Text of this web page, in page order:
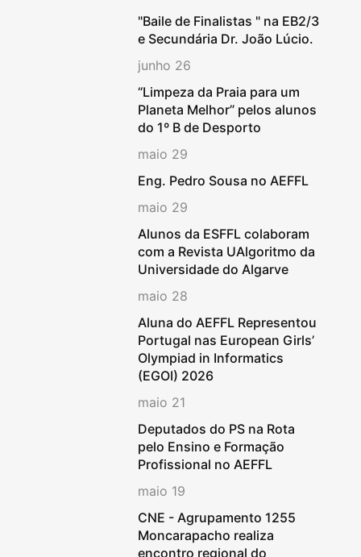
"Baile de Finalistas " na EB2/3
e Secundária Dr. João Lúcio.
junho 26
“Limpeza da Praia para um
Planeta Melhor” pelos alunos
do 1º B de Desporto
maio 29
Eng. Pedro Sousa no AEFFL
maio 29
Alunos da ESFFL colaboram
com a Revista UAlgoritmo da
Universidade do Algarve
maio 28
Aluna do AEFFL Representou
Portugal nas European Girls’
Olympiad in Informatics
(EGOI) 2026
maio 21
Deputados do PS na Rota
pelo Ensino e Formação
Profissional no AEFFL
maio 19
CNE - Agrupamento 1255
Moncarapacho realiza
encontro regional do